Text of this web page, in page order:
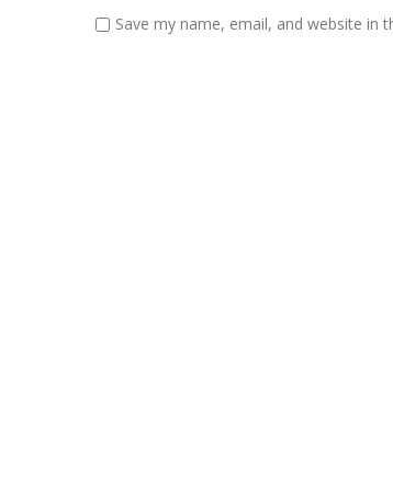
Save my name, email, and website